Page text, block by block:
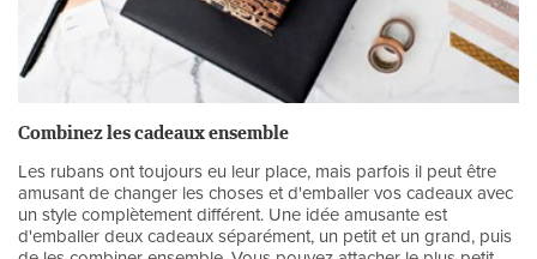
Combinez les cadeaux ensemble
Les rubans ont toujours eu leur place, mais parfois il peut être
amusant de changer les choses et d'emballer vos cadeaux avec
un style complètement différent. Une idée amusante est
d'emballer deux cadeaux séparément, un petit et un grand, puis